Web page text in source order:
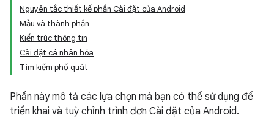
Nguyên tắc thiết kế phần Cài đặt của Android
Mẫu và thành phần
Kiến trúc thông tin
Cài đặt cá nhân hóa
Tìm kiếm phổ quát
Phần này mô tả các lựa chọn mà bạn có thể sử dụng để
triển khai và tuỳ chỉnh trình đơn Cài đặt của Android.